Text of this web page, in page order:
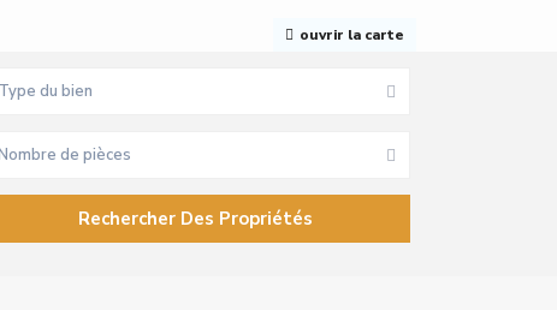
ouvrir la carte
Type du bien
de pièces